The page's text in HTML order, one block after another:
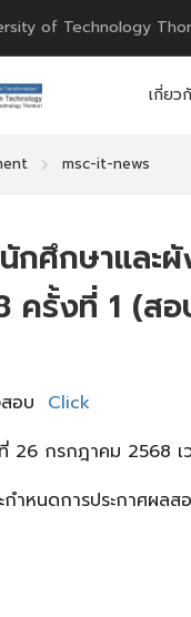
of Technology
เกี่ยว
msc-it-news
กศึกษาและ
ครั้งที่ 1 (ส
อบ Click
26 กรกฎาคม 2568
กำหนดการประกาศผลส